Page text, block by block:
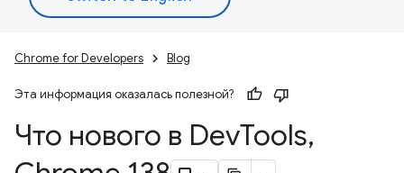
Chrome for Developers Blog
Эта информация оказалась полезной?
Что нового в DevTools,